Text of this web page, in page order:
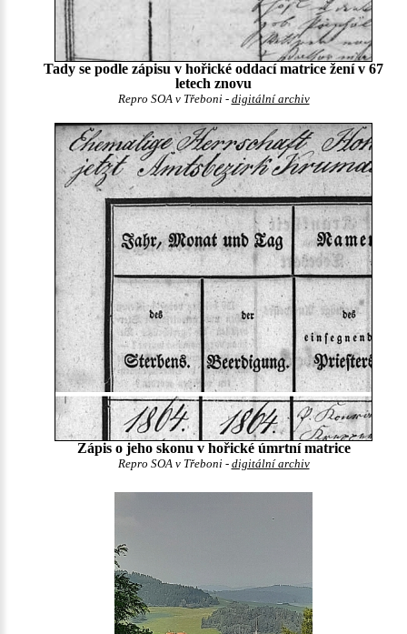
Tady se podle zápisu v hořické oddací matrice žení v 67
letech znovu
Repro SOA v Třeboni - digitální archiv
Zápis o jeho skonu v hořické úmrtní matrice
Repro SOA v Třeboni - digitální archiv